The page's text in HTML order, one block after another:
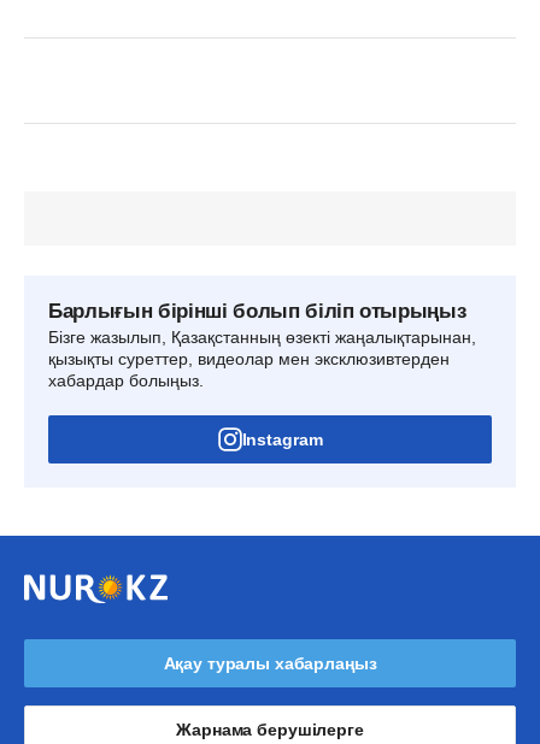
Барлығын бірінші болып біліп отырыңыз
Бізге жазылып, Қазақстанның өзекті жаңалықтарынан,
қызықты суреттер, видеолар мен эксклюзивтерден
хабардар болыңыз.
Instagram
Ақау туралы хабарлаңыз
Жарнама берушілерге